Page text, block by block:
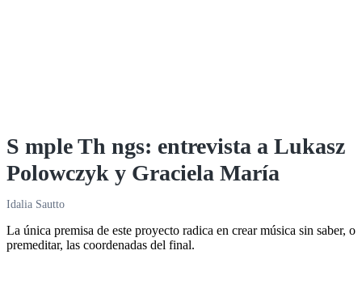
S mple Th ngs: entrevista a Lukasz
Polowczyk y Graciela María
Idalia Sautto
La única premisa de este proyecto radica en crear música sin saber, o
premeditar, las coordenadas del final.